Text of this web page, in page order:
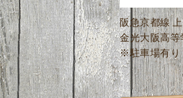
阪急京都線
金光大阪高
※駐車場有り